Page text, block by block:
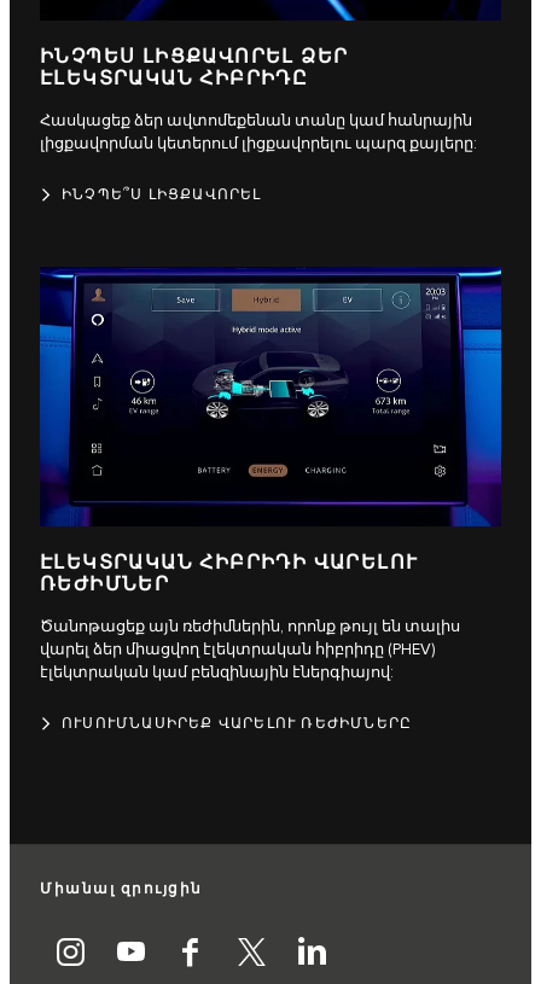
ԻՆՉՊԵՍ ԼԻՑՔԱՎՈՐԵԼ ՁԵՐ
ԷԼԵԿՏՐԱԿԱՆ ՀԻԲՐԻԴԸ
Հասկացեք ձեր ավտոմեքենան տանը կամ հանրային
լիցքավորման կետերում լիցքավորելու պարզ քայլերը:
ԻՆՉՊԵ՞Ս ԼԻՑՔԱՎՈՐԵԼ
ԷԼԵԿՏՐԱԿԱՆ ՀԻԲՐԻԴԻ ՎԱՐԵԼՈՒ
ՌԵԺԻՄՆԵՐ
Ծանոթացեք այն ռեժիմներին, որոնք թույլ են տալիս
վարել ձեր միացվող էլեկտրական հիբրիդը (PHEV)
էլեկտրական կամ բենզինային էներգիայով:
ՈՒՍՈՒՄՆԱՍԻՐԵՔ ՎԱՐԵԼՈՒ ՌԵԺԻՄՆԵՐԸ
Միանալ զրույցին